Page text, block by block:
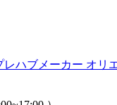
レハブメーカー オリ